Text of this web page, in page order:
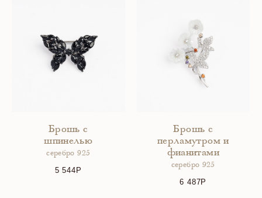
Брошь с
шпинелью
серебро 925
5 544
Брошь с
перламутром и
фианитами
серебро 925
6 487